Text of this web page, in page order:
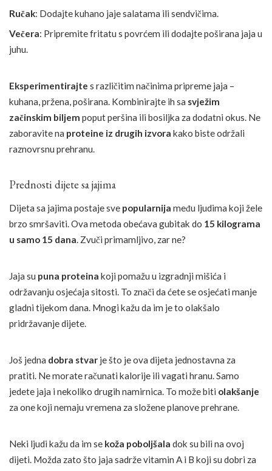
Ručak: Dodajte kuhano jaje salatama ili sendvičima.
Večera: Pripremite fritatu s povrćem ili dodajte poširana jaja u
juhu.
Eksperimentirajte s različitim načinima pripreme jaja –
kuhana, pržena, poširana. Kombinirajte ih sa svježim
začinskim biljem poput peršina ili bosiljka za dodatni okus. Ne
zaboravite na proteine iz drugih izvora kako biste održali
raznovrsnu prehranu.
Prednosti dijete sa jajima
Dijeta sa jajima postaje sve popularnija među ljudima koji žele
brzo smršaviti. Ova metoda obećava gubitak do 15 kilograma
u samo 15 dana. Zvuči primamljivo, zar ne?
Jaja su puna proteina koji pomažu u izgradnji mišića i
održavanju osjećaja sitosti. To znači da ćete se osjećati manje
gladni tijekom dana. Mnogi kažu da im je to olakšalo
pridržavanje dijete.
Još jedna dobra stvar je što je ova dijeta jednostavna za
pratiti. Ne morate računati kalorije ili vagati hranu. Samo
jedete jaja i nekoliko drugih namirnica. To može biti olakšanje
za one koji nemaju vremena za složene planove prehrane.
Neki ljudi kažu da im se koža poboljšala dok su bili na ovoj
dijeti. Možda zato što jaja sadrže vitamin A i B koji su dobri za